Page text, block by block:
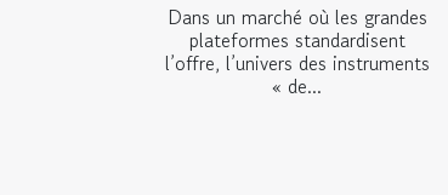
Dans un marché où les grandes
plateformes standardisent
l’offre, l’univers des instruments
« de...